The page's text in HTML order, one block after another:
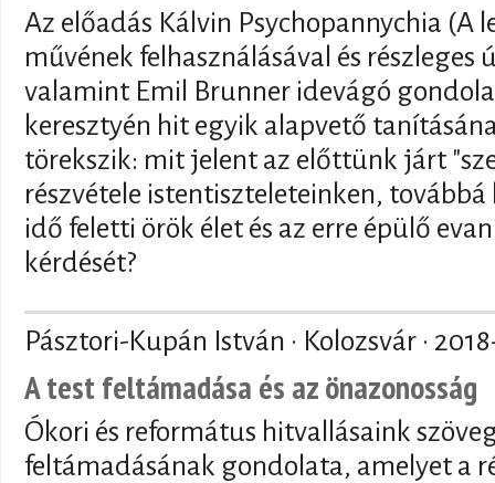
Az előadás Kálvin Psychopannychia (A
művének felhasználásával és részleges
valamint Emil Brunner idevágó
keresztyén hit egyik alapvető
törekszik: mit jelent az előttünk járt
részvétele istentiszteleteinken,
idő feletti örök élet és az erre épülő
kérdését?
Pásztori-Kupán István · Kolozsvár ·
A test feltámadása és az önazonosság
Ókori és református hitvallásaink
feltámadásának gondolata, amelyet a